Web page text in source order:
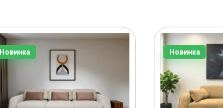
Новинка Новинка